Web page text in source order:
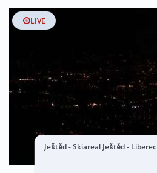
LIVE
Ještěd - Skiareal Ještěd - Liberec